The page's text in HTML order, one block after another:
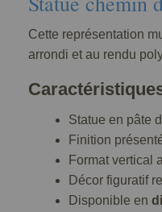
Cette représentation
arrondi et au rendu
Statue en pâte
Finition
Format vertical
Décor figuratif
Disponible en